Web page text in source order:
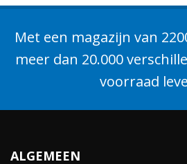
Met een magazijn van
meer dan 20.000
voorraad
ALGEMEEN